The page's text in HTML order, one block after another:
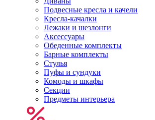
Подвесные кресла и качели
Кресла-качалки
Лежаки и шезлонги
Аксессуары
Обеденные комплекты
Барные комплекты
Стулья
Пуфы и сундуки
Комоды и шкафы
Секции
Предметы интерьера